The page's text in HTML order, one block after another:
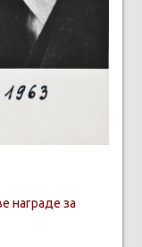
награде за